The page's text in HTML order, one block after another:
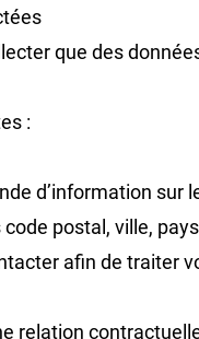
que des
:
d’information
postal, ville,
afin de traiter
relation